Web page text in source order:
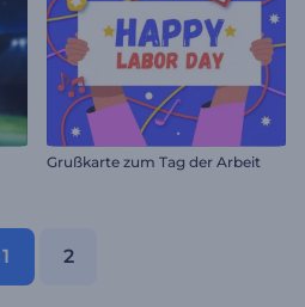
Grußkarte zum Tag der Arbeit
1 2